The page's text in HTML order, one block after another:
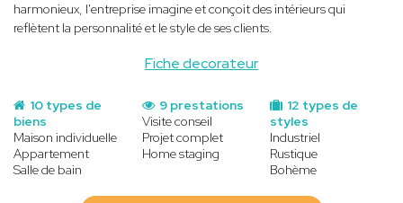
Fiche decorateur
harmonieux, l'entreprise imagine et conçoit des intérieurs qui
reflètent la personnalité et le style de ses clients.
10 types de
biens
Maison individuelle
Appartement
Salle de bain
12 types de
styles
Industriel
Rustique
Bohème
9 prestations
Visite conseil
Projet complet
Home staging